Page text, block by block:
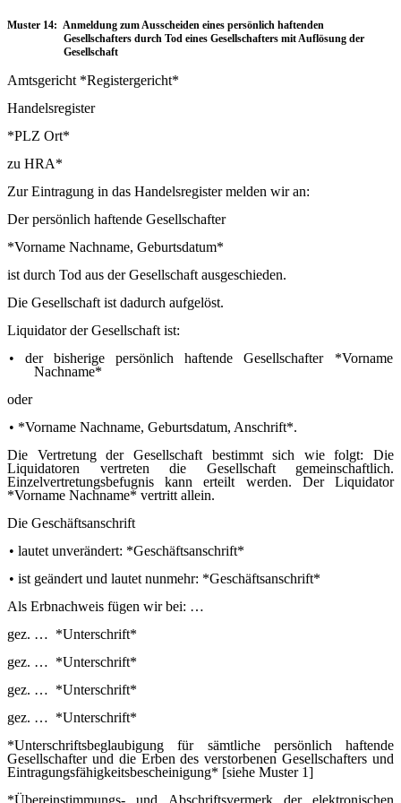
Muster 14: Anmeldung zum Ausscheiden eines persönlich haftenden
Gesellschafters durch Tod eines Gesellschafters mit Auflösung der
Gesellschaft
Amtsgericht *Registergericht*
Handelsregister
*PLZ Ort*
zu HRA*
Zur Eintragung in das Handelsregister melden wir an:
Der persönlich haftende Gesellschafter
*Vorname Nachname, Geburtsdatum*
ist durch Tod aus der Gesellschaft ausgeschieden.
Die Gesellschaft ist dadurch aufgelöst.
Liquidator der Gesellschaft ist:
• der bisherige persönlich haftende Gesellschafter *Vorname
Nachname*
oder
• *Vorname Nachname, Geburtsdatum, Anschrift*.
Die Vertretung der Gesellschaft bestimmt sich wie folgt: Die
Liquidatoren vertreten die Gesellschaft gemeinschaftlich.
Einzelvertretungsbefugnis kann erteilt werden. Der Liquidator
*Vorname Nachname* vertritt allein.
Die Geschäftsanschrift
• lautet unverändert: *Geschäftsanschrift*
• ist geändert und lautet nunmehr: *Geschäftsanschrift*
Als Erbnachweis fügen wir bei: …
gez. … *Unterschrift*
gez. … *Unterschrift*
gez. … *Unterschrift*
gez. … *Unterschrift*
*Unterschriftsbeglaubigung für sämtliche persönlich haftende
Gesellschafter und die Erben des verstorbenen Gesellschafters und
Eintragungsfähigkeitsbescheinigung* [siehe Muster 1]
*Übereinstimmungs- und Abschriftsvermerk der elektronischen